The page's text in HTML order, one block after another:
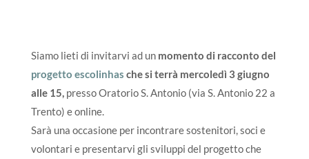
Siamo lieti di invitarvi ad unmomento di racconto del
progetto escolinhas che si terrà mercoledì 3 giugno
alle 15, presso Oratorio S. Antonio (via S. Antonio 22 a
Trento) e online.
Sarà una occasione per incontrare sostenitori, soci e
volontari e presentarvi gli sviluppi del progetto che